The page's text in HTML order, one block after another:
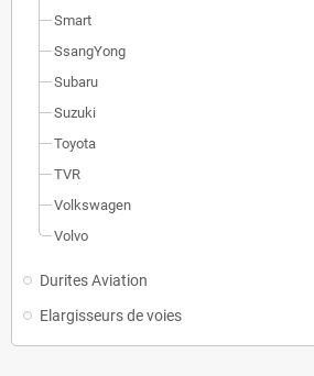
Smart
SsangYong
Subaru
Suzuki
Toyota
TVR
Volkswagen
Volvo
Durites Aviation
Elargisseurs de voies